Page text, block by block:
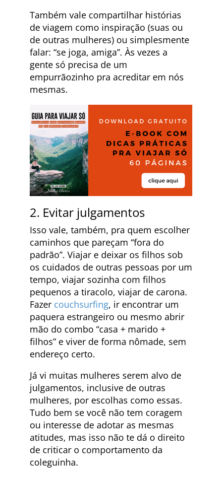
Também vale compartilhar histórias
de viagem como inspiração (suas ou
de outras mulheres) ou simplesmente
falar: “se joga, amiga”. Às vezes a
gente só precisa de um
empurrãozinho pra acreditar em nós
mesmas.
2. Evitar julgamentos
Isso vale, também, pra quem escolher
caminhos que pareçam “fora do
padrão”. Viajar e deixar os filhos sob
os cuidados de outras pessoas por um
tempo, viajar sozinha com filhos
pequenos a tiracolo, viajar de carona.
Fazer couchsurfing, ir encontrar um
paquera estrangeiro ou mesmo abrir
mão do combo “casa + marido +
filhos” e viver de forma nômade, sem
endereço certo.
Já vi muitas mulheres serem alvo de
julgamentos, inclusive de outras
mulheres, por escolhas como essas.
Tudo bem se você não tem coragem
ou interesse de adotar as mesmas
atitudes, mas isso não te dá o direito
de criticar o comportamento da
coleguinha.